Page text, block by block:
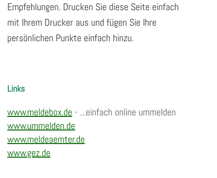
Empfehlungen. Drucken Sie diese Seite einfach
mit Ihrem Drucker aus und fügen Sie Ihre
persönlichen Punkte einfach hinzu.
Links
www.meldebox.de - ...einfach online ummelden
www.ummelden.de
www.meldeaemter.de
www.gez.de